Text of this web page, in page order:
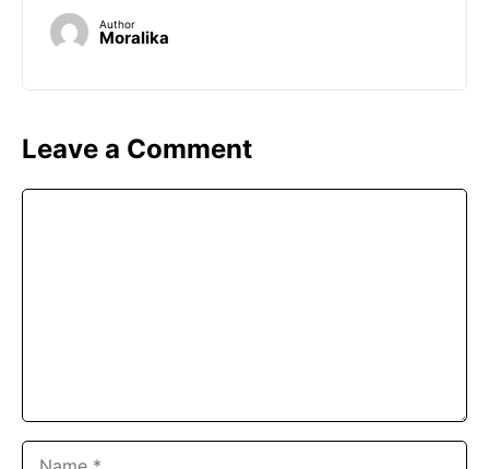
Author
Moralika
Leave a Comment